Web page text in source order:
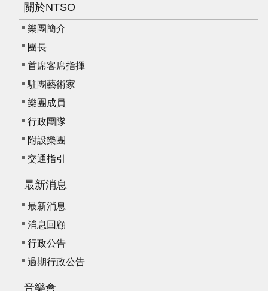
關於NTSO
樂團簡介
團長
首席客席指揮
駐團藝術家
樂團成員
行政團隊
附設樂團
交通指引
最新消息
最新消息
消息回顧
行政公告
過期行政公告
音樂會